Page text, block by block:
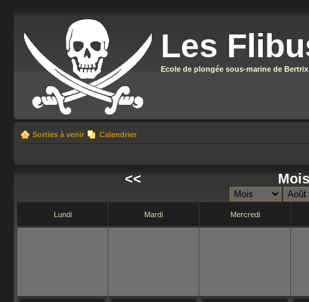
Les
Ecole de plongée sous-marine de Bertrix
Sorties à venir Calendrier
<<
Lundi Mardi Mercredi